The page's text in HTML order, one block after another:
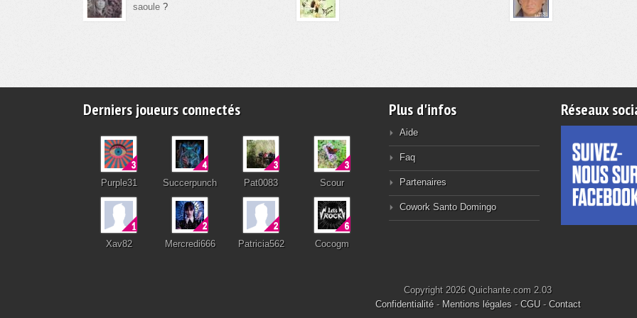
saoule ?
Derniers joueurs connectés
Purple31 Succerpunch Pat0083 Scour
Xav82 Mercredi666 Patricia562 Cocogm
Plus d'infos
Aide
Faq
Partenaires
Cowork Santo Domingo
Réseaux
Copyright 2026 Quichante.com 2.03
Confidentialité- Mentions légales- CGU- Contact